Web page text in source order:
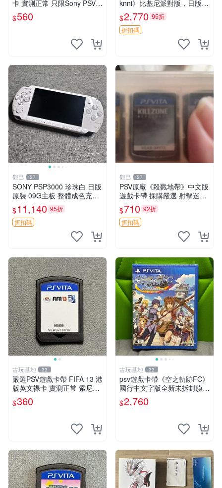
卡 實測正常 只限Sony PSV運
行 二合一折扣優惠 psv 港版
卡帶
$560
knni》比基尼派對版，日版原
裝，PSV獨佔新古態，附原裝
包裝，閒置出售中。女武神 P
SV 美少女
$2,770 95折
折扣碼
觀己 27
SONY PSP3000 珍珠白 日版
原裝 09G主板 整體成色充新
不漂移 按鍵順滑 PSP3000
電腦遊戲機 PSP1189390 屏
幕老化
$11,140 95折
折扣碼
觀己 27
PSV原廠《殺戮地帶》中文版
遊戲卡帶 採購嚴選 射擊迷必
備 成色尚佳 插入即玩 殺戮地
帶 PSV 射擊 游戲
$710 92折
折扣碼
古玩基地 33
嚴選PSV遊戲卡帶 FIFA 13 港
版英文裸卡 實測正常 索尼專
用 不支持其他機器 買二送優
惠 FIFA 13 psv 港版 卡帶
$360
古玩基地 33
psv遊戲卡帶《空之軌跡FC》
國行中文字版全新未拆封膜有
輕微使用痕跡嚴選推薦適合收
藏 歲月痕跡 二手 psv 游戲卡
$2,760